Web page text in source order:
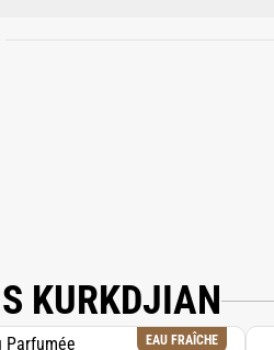
AMYGDALUS DULCIS (SWEET ALMOND)
1,2-HEXANEDIOL; CAPRYLYL
POWDER; CITRONELLOL; GERANIOL;
KURKDJIAN
EAU FRAÎCHE